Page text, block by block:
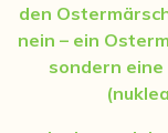
den
nein – ein
sondern